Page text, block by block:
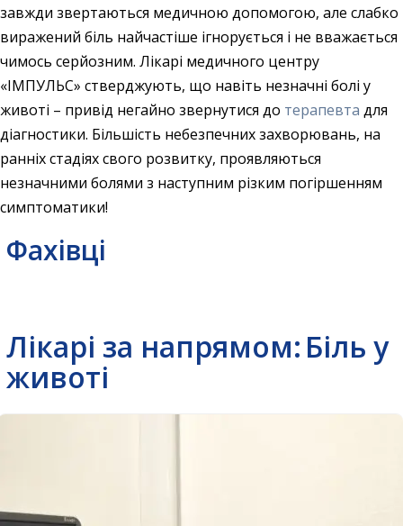
завжди звертаються медичною допомогою, але слабко
виражений біль найчастіше ігнорується і не вважається
чимось серйозним. Лікарі медичного центру
«ІМПУЛЬС» стверджують, що навіть незначні болі у
животі – привід негайно звернутися до терапевта для
діагностики. Більшість небезпечних захворювань, на
ранніх стадіях свого розвитку, проявляються
незначними болями з наступним різким погіршенням
симптоматики!
Фахівці
Лікарі за напрямом: Біль у
животі